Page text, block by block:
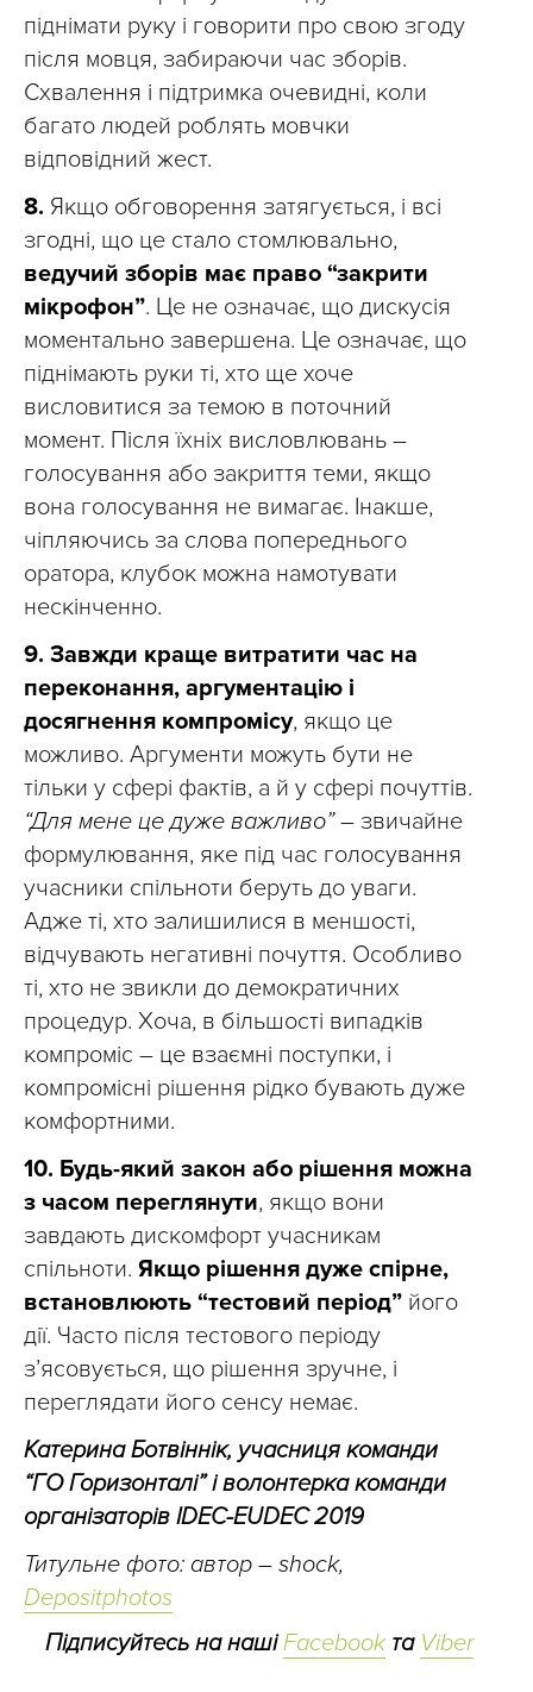
піднімати руку і говорити про свою згоду
після мовця, забираючи час зборів.
Схвалення і підтримка очевидні, коли
багато людей роблять мовчки
відповідний жест.
8. Якщо обговорення затягується, і всі
згодні, що це стало стомлювально,
ведучий зборів має право “закрити
мікрофон”. Це не означає, що дискусія
моментально завершена. Це означає, що
піднімають руки ті, хто ще хоче
висловитися за темою в поточний
момент. Після їхніх висловлювань –
голосування або закриття теми, якщо
вона голосування не вимагає. Інакше,
чіпляючись за слова попереднього
оратора, клубок можна намотувати
нескінченно.
9. Завжди краще витратити час на
переконання, аргументацію і
досягнення компромісу, якщо це
можливо. Аргументи можуть бути не
тільки у сфері фактів, а й у сфері почуттів.
“Для мене це дуже важливо”– звичайне
формулювання, яке під час голосування
учасники спільноти беруть до уваги.
Адже ті, хто залишилися в меншості,
відчувають негативні почуття. Особливо
ті, хто не звикли до демократичних
процедур. Хоча, в більшості випадків
компроміс – це взаємні поступки, і
компромісні рішення рідко бувають дуже
комфортними.
10. Будь-який закон або рішення можна
з часом переглянути, якщо вони
завдають дискомфорт учасникам
спільноти. Якщо рішення дуже спірне,
встановлюють “тестовий період” його
дії. Часто після тестового періоду
з’ясовується, що рішення зручне, і
переглядати його сенсу немає.
Катерина Ботвіннік, учасниця команди
“ГО Горизонталі” і волонтерка команди
організаторів IDEC-EUDEC 2019
Титульне фото: автор – shock,
Depositphotos
Підписуйтесь на нашіFacebookта Viber